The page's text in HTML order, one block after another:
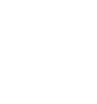
desired